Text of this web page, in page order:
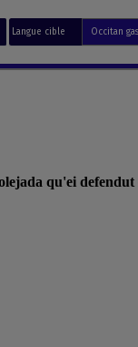
Langue cible